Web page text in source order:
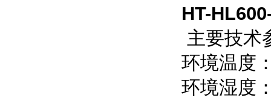
HT-
主要技术
环境温度
环境湿度